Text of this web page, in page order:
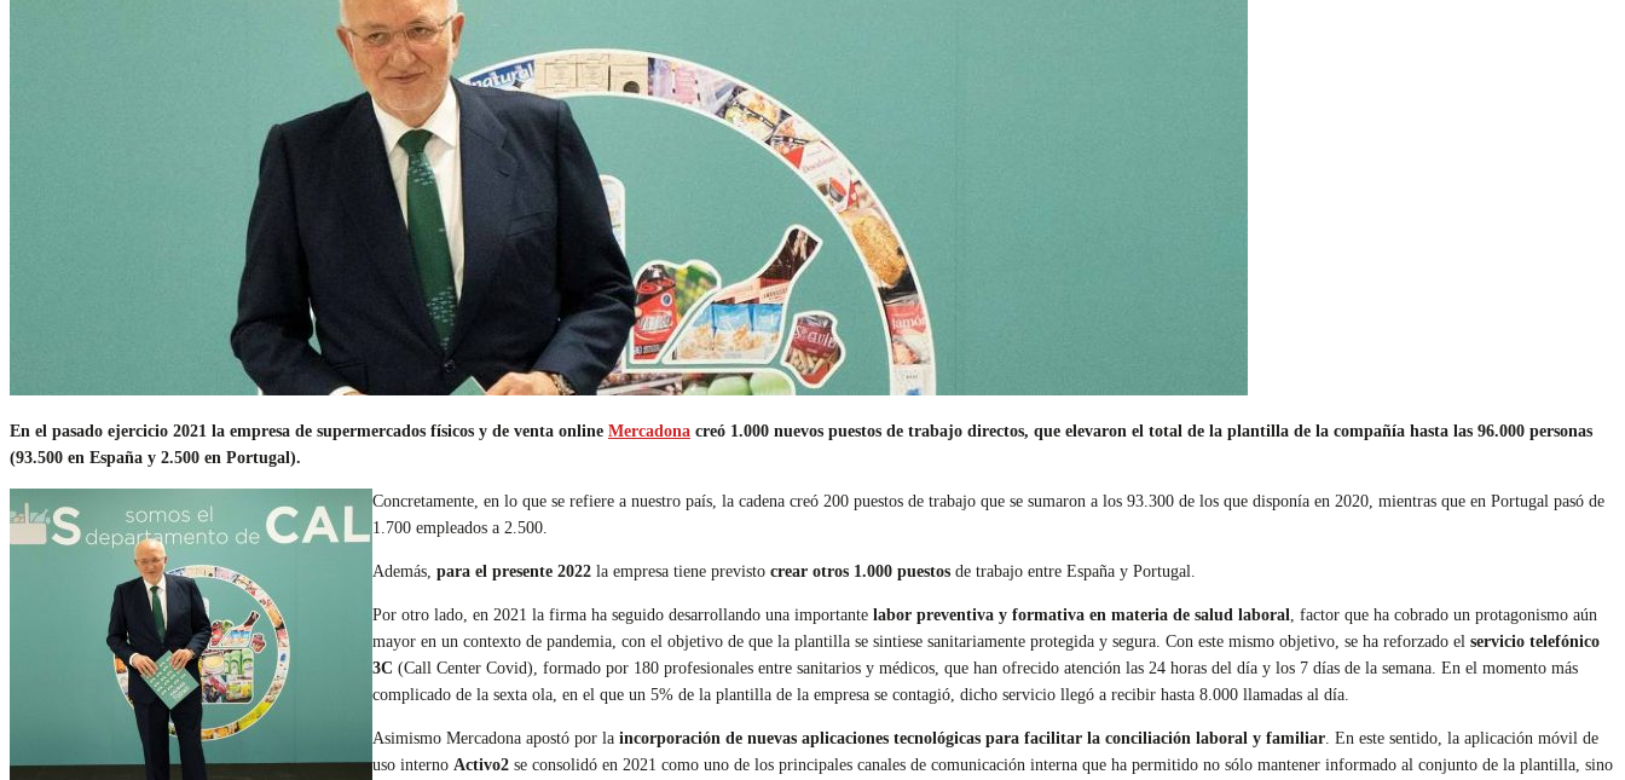
En el pasado ejercicio 2021 la empresa de supermercados físicos y de venta online Mercadona creó 1.000 nuevos puestos de trabajo directos, que elevaron el total de la plantilla de la compañía hasta las 96.000 personas
(93.500 en España y 2.500 en Portugal).
Concretamente, en lo que se refiere a nuestro país, la cadena creó 200 puestos de trabajo que se sumaron a los 93.300 de los que disponía en 2020, mientras que en Portugal pasó de
1.700 empleados a 2.500.
Además, para el presente 2022 la empresa tiene previsto crear otros 1.000 puestos de trabajo entre España y Portugal.
Por otro lado, en 2021 la firma ha seguido desarrollando una importante labor preventiva y formativa en materia de salud laboral
, factor que ha cobrado un protagonismo aún
mayor en un contexto de pandemia, con el objetivo de que la plantilla se sintiese sanitariamente protegida y segura. Con este mismo objetivo, se ha reforzado el servicio telefónico
3C (Call Center Covid), formado por 180 profesionales entre sanitarios y médicos, que han ofrecido atención las 24 horas del día y los 7 días de la semana. En el momento más
complicado de la sexta ola, en el que un 5% de la plantilla de la empresa se contagió, dicho servicio llegó a recibir hasta 8.000 llamadas al día.
Asimismo Mercadona apostó por la incorporación de nuevas aplicaciones tecnológicas para facilitar la conciliación laboral y familiar . En este sentido, la aplicación móvil de
uso interno Activo2 se consolidó en 2021 como uno de los principales canales de comunicación interna que ha permitido no sólo mantener informado al conjunto de la plantilla, sino